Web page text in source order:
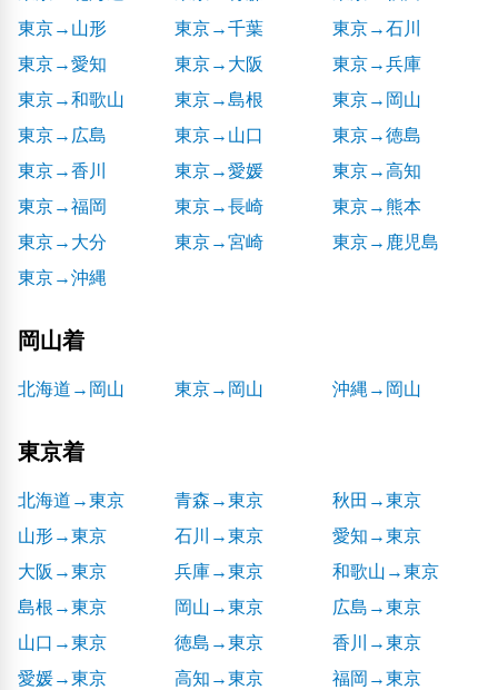
東京→山形
東京→千葉
東京→石川
東京→愛知
東京→大阪
東京→兵庫
東京→和歌山
東京→島根
東京→岡山
東京→広島
東京→山口
東京→徳島
東京→香川
東京→愛媛
東京→高知
東京→福岡
東京→長崎
東京→熊本
東京→大分
東京→宮崎
東京→鹿児島
東京→沖縄
岡山着
北海道→岡山 東京→岡山 沖縄→岡山
東京着
北海道→東京 青森→東京
秋田→東京
山形→東京
石川→東京
愛知→東京
大阪→東京
兵庫→東京
和歌山→東京
島根→東京
岡山→東京
広島→東京
山口→東京
徳島→東京
香川→東京
愛媛→東京
高知→東京
福岡→東京